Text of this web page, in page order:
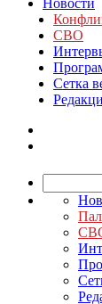
Новости
СВО
Сетка